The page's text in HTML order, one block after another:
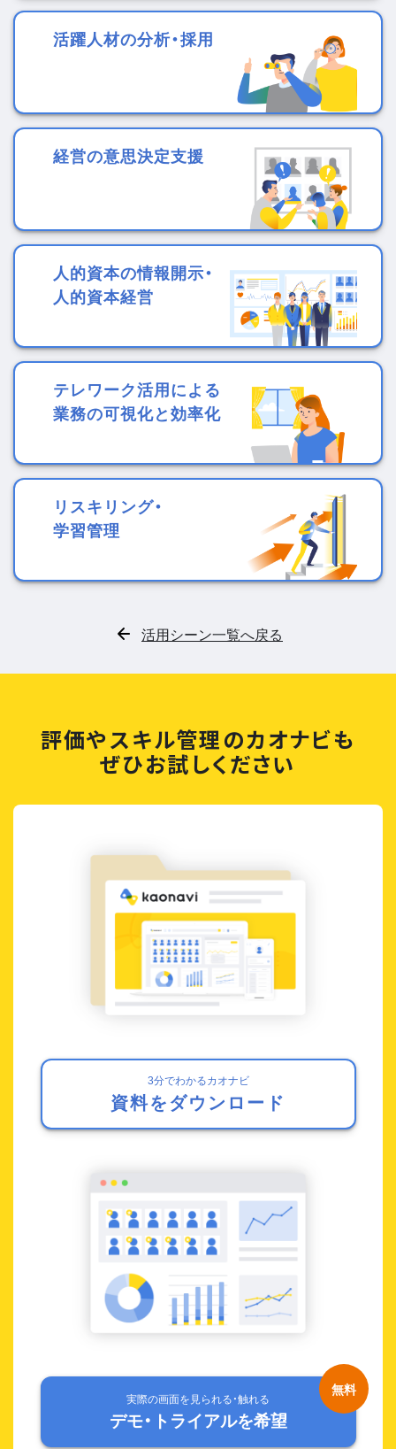
活躍人材の分析・採用
経営の意思決定支援
人的資本の情報開示・
人的資本経営
テレワーク活用による
業務の可視化と効率化
リスキリング・
学習管理
活用シーン一覧へ戻る
評価やスキル管理のカオナビも
ぜひお試しください
3分でわかるカオナビ
資料をダウンロード
実際の画面を見られる・触れる
デモ・トライアルを希望